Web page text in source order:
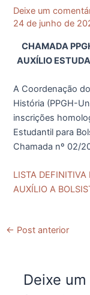
Deixe um
24 de junho de
CHAMADA
AUXÍLIO
A Coordenação
História (PPGH-
inscrições
Estudantil para
Chamada nº 02/
LISTA
AUXÍLIO A
← Post anterior
Deixe